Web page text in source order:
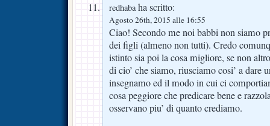
redhabaha scritto:
Agosto 26th, 2015 alle 16:55
Ciao! Secondo me noi babbi non siamo
dei figli (almeno non tutti). Credo
istinto sia poi la cosa migliore, se non
di cio’ che siamo, riusciamo cosi’ a dare
insegnamo ed il modo in cui ci
cosa peggiore che predicare bene e
osservano piu’ di quanto crediamo.